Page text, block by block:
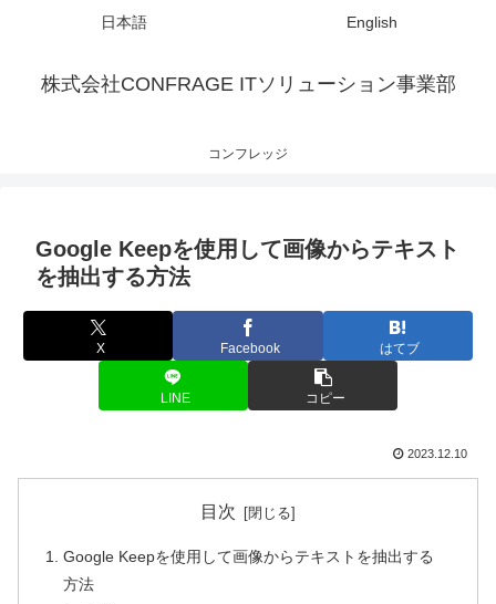
株式会社CONFRAGE ITソリューション事業部
コンフレッジ
日本語 English
Google Keepを使用して画像からテキスト
を抽出する方法
X Facebook はてブ
LINE コピー
2023.12.10
目次
Google Keepを使用して画像からテキストを抽出する
方法